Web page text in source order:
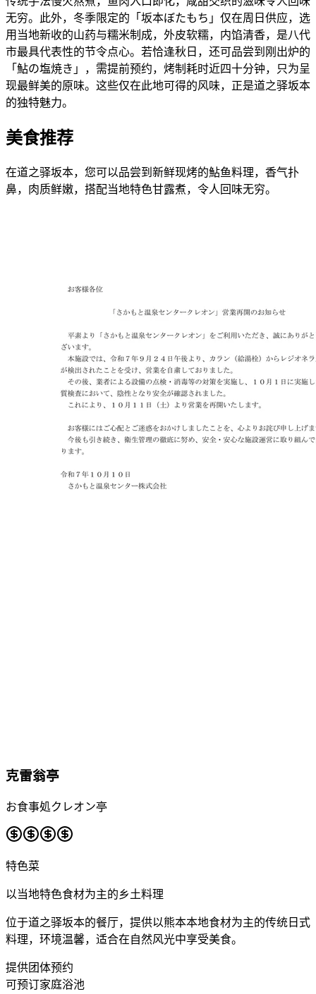
无穷。此外，冬季限定的「坂本ぼたもち」仅在周日供应，选
用当地新收的山药与糯米制成，外皮软糯，内馅清香，是八代
市最具代表性的节令点心。若恰逢秋日，还可品尝到刚出炉的
「鮎の塩焼き」，需提前预约，烤制耗时近四十分钟，只为呈
现最鲜美的原味。这些仅在此地可得的风味，正是道之驿坂本
的独特魅力。
美食推荐
在道之驿坂本，您可以品尝到新鲜现烤的鮎鱼料理，香气扑
鼻，肉质鲜嫩，搭配当地特色甘露煮，令人回味无穷。
克雷翁亭
お食事処クレオン亭
特色菜
以当地特色食材为主的乡土料理
位于道之驿坂本的餐厅，提供以熊本本地食材为主的传统日式
料理，环境温馨，适合在自然风光中享受美食。
提供团体预约
可预订家庭浴池